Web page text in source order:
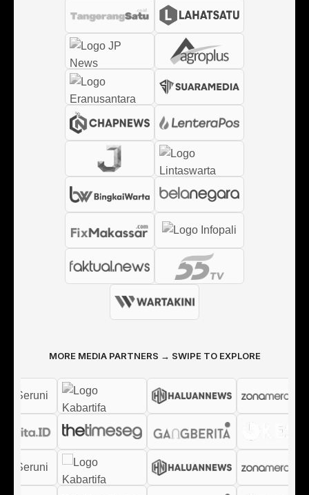
MORE MEDIA PARTNERS → SWIPE TO EXPLORE